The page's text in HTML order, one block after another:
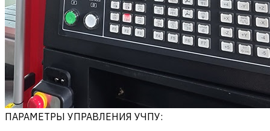
ПАРАМЕТРЫ УПРАВЛЕНИЯ УЧПУ: